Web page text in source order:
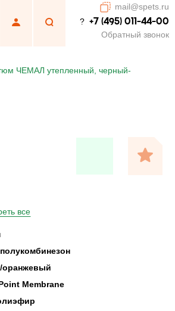
mail@spets.ru
? +7 (495) 011-44-00
Обратный звонок
ЧЕМАЛ утепленный, черный-
все
полукомбинезон
оранжевый
Membrane